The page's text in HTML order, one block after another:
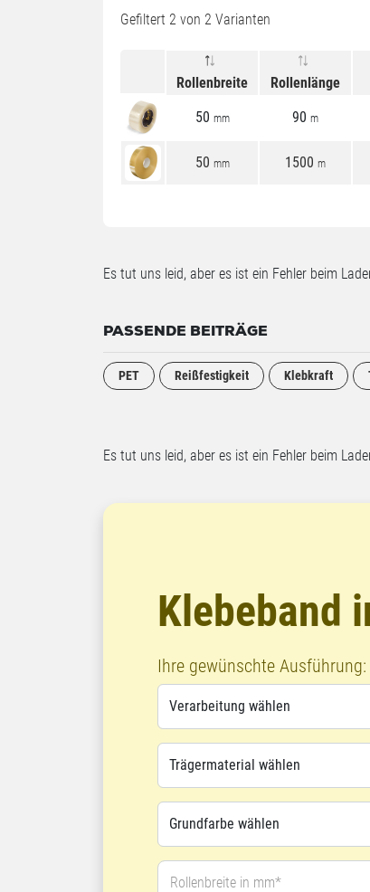
Gefiltert 2 von 2 Varianten
Rollenbreite Rollenlänge
50 mm 90 m
50 mm 1500 m
Es tut uns leid, aber es ist ein Fehler beim
PASSENDE BEITRÄGE
PET Reißfestigkeit Klebkraft
Es tut uns leid, aber es ist ein Fehler beim
Klebeband
Ihre gewünschte Ausführung:
Rollenbreite in mm*